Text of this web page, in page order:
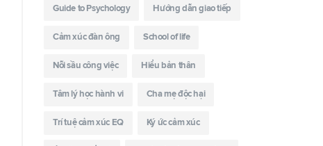
Guide to Psychology Hướng dẫn giao tiếp
Cảm xúc đàn ông School of life
Nỗi sầu công việc Hiểu bản thân
Tâm lý học hành vi Cha mẹ độc hại
Trí tuệ cảm xúc EQ Ký ức cảm xúc